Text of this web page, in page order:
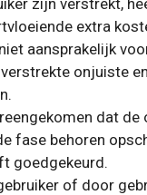
zijn verstrekt,
extra
aansprakelijk
onjuiste
dat
fase behoren
goedgekeurd.
of door